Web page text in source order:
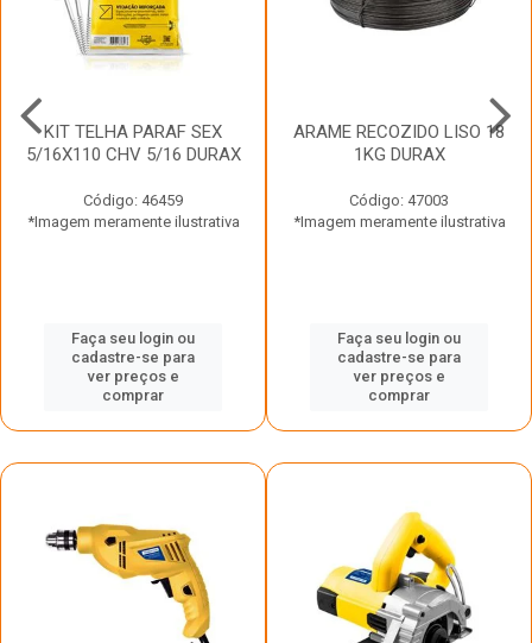
KIT TELHA PARAF SEX
5/16X110 CHV 5/16 DURAX
Código: 46459
*Imagem meramente ilustrativa
Faça seu login ou
cadastre-se para
ver preços e
comprar
ARAME RECOZIDO LISO 18
1KG DURAX
Código: 47003
*Imagem meramente ilustrativa
Faça seu login ou
cadastre-se para
ver preços e
comprar